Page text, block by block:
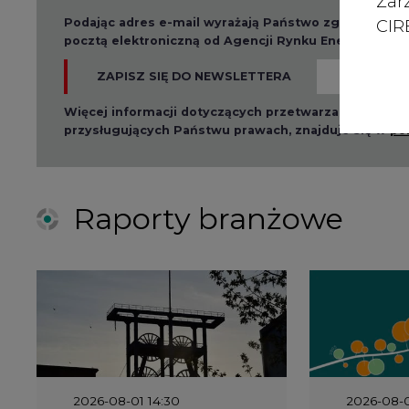
Podając adres e-mail wyrażają Państwo zgodę na
pocztą elektroniczną od Agencji Rynku Energii S.A z
ZAPISZ SIĘ DO NEWSLETTERA
Więcej informacji dotyczących przetwarzania przez
przysługujących Państwu prawach, znajduje się w
Raporty branżowe
2026-08-01 14:30 2026-08-